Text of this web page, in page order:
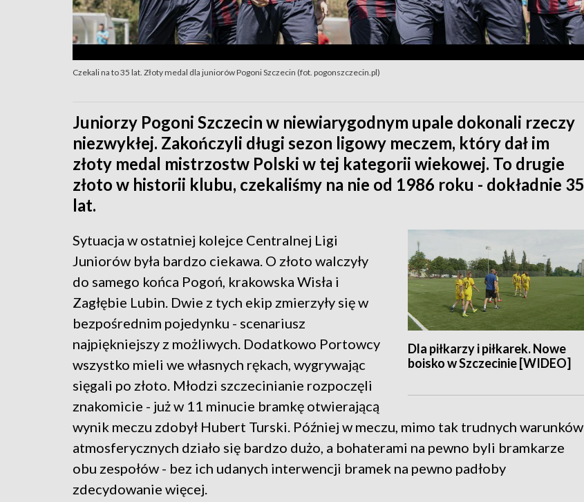
Czekali na to 35 lat. Złoty medal dla juniorów Pogoni Szczecin (fot. pogonszczecin.pl)
Juniorzy Pogoni Szczecin w niewiarygodnym upale dokonali rzeczy
niezwykłej. Zakończyli długi sezon ligowy meczem, który dał im
złoty medal mistrzostw Polski w tej kategorii wiekowej. To drugie
złoto w historii klubu, czekaliśmy na nie od 1986 roku - dokładnie 35
lat.
Dla piłkarzy i piłkarek. Nowe
boisko w Szczecinie [WIDEO]
Sytuacja w ostatniej kolejce Centralnej Ligi
Juniorów była bardzo ciekawa. O złoto walczyły
do samego końca Pogoń, krakowska Wisła i
Zagłębie Lubin. Dwie z tych ekip zmierzyły się w
bezpośrednim pojedynku - scenariusz
najpiękniejszy z możliwych. Dodatkowo Portowcy
wszystko mieli we własnych rękach, wygrywając
sięgali po złoto. Młodzi szczecinianie rozpoczęli
znakomicie - już w 11 minucie bramkę otwierającą
wynik meczu zdobył Hubert Turski. Później w meczu, mimo tak trudnych warunków
atmosferycznych działo się bardzo dużo, a bohaterami na pewno byli bramkarze
obu zespołów - bez ich udanych interwencji bramek na pewno padłoby
zdecydowanie więcej.